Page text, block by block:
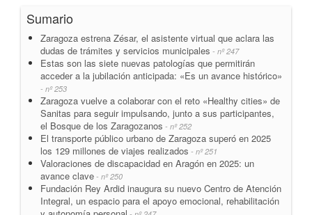
Sumario
Zaragoza estrena Zésar, el asistente virtual que aclara las
dudas de trámites y servicios municipales - nº 247
Estas son las siete nuevas patologías que permitirán
acceder a la jubilación anticipada: «Es un avance histórico»
- nº 253
Zaragoza vuelve a colaborar con el reto «Healthy cities» de
Sanitas para seguir impulsando, junto a sus participantes,
el Bosque de los Zaragozanos - nº 252
El transporte público urbano de Zaragoza superó en 2025
los 129 millones de viajes realizados - nº 251
Valoraciones de discapacidad en Aragón en 2025: un
avance clave - nº 250
Fundación Rey Ardid inaugura su nuevo Centro de Atención
Integral, un espacio para el apoyo emocional, rehabilitación